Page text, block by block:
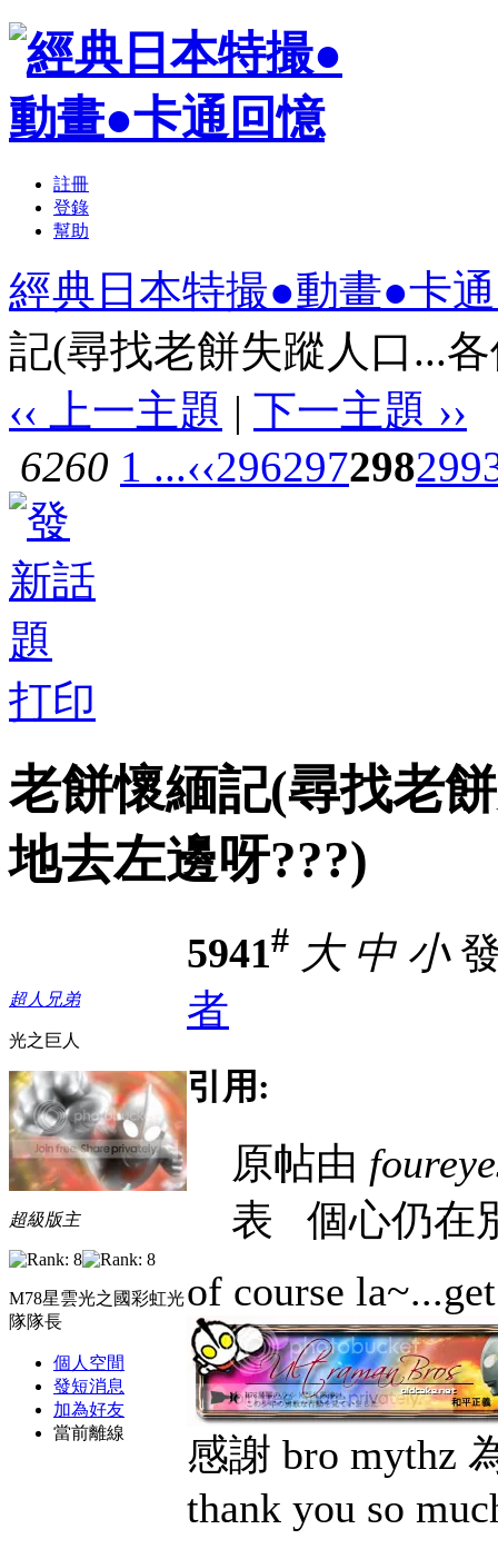
註冊
登錄
幫助
經典日本特撮●動畫●卡
記(尋找老餅失蹤人口...
‹‹ 上一主題 | 下一主題 ››
6260 1 ...‹‹296297298299
打印
老餅懷緬記(尋找老
地去左邊呀???)
超人兄弟
光之巨人
超級版主
M78星雲光之國彩虹光
隊隊長
個人空間
發短消息
加為好友
當前離線
5941# 大 中 小
者
引用:
原帖由
表
個心仍在
of course
感謝 bro mythz
thank you so